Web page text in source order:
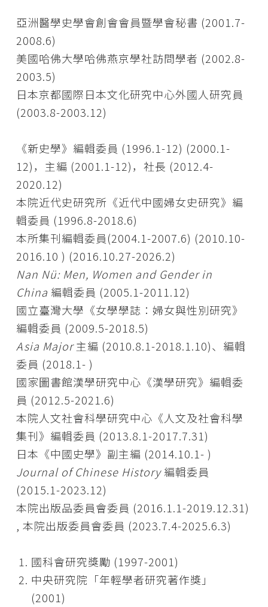
亞洲醫學史學會創會會員暨學會秘書 (2001.7-
2008.6)
美國哈佛大學哈佛燕京學社訪問學者 (2002.8-
2003.5)
日本京都國際日本文化研究中心外國人研究員
(2003.8-2003.12)
《新史學》編輯委員 (1996.1-12) (2000.1-
12)，主編 (2001.1-12)，社長 (2012.4-
2020.12)
本院近代史研究所《近代中國婦女史研究》編
輯委員 (1996.8-2018.6)
本所集刊編輯委員(2004.1-2007.6) (2010.10-
2016.10 ) (2016.10.27-2026.2)
Nan Nü: Men, Women and Gender in
China 編輯委員 (2005.1-2011.12)
國立臺灣大學《女學學誌：婦女與性別研究》
編輯委員 (2009.5-2018.5)
Asia Major主編 (2010.8.1-2018.1.10)、編輯
委員 (2018.1- )
國家圖書館漢學研究中心《漢學研究》編輯委
員 (2012.5-2021.6)
本院人文社會科學研究中心《人文及社會科學
集刊》編輯委員 (2013.8.1-2017.7.31)
日本《中國史學》副主編 (2014.10.1- )
Journal of Chinese History編輯委員
(2015.1-2023.12)
本院出版品委員會委員 (2016.1.1-2019.12.31)
, 本院出版委員會委員 (2023.7.4-2025.6.3)
國科會研究獎勵 (1997-2001)
中央研究院「年輕學者研究著作獎」
(2001)